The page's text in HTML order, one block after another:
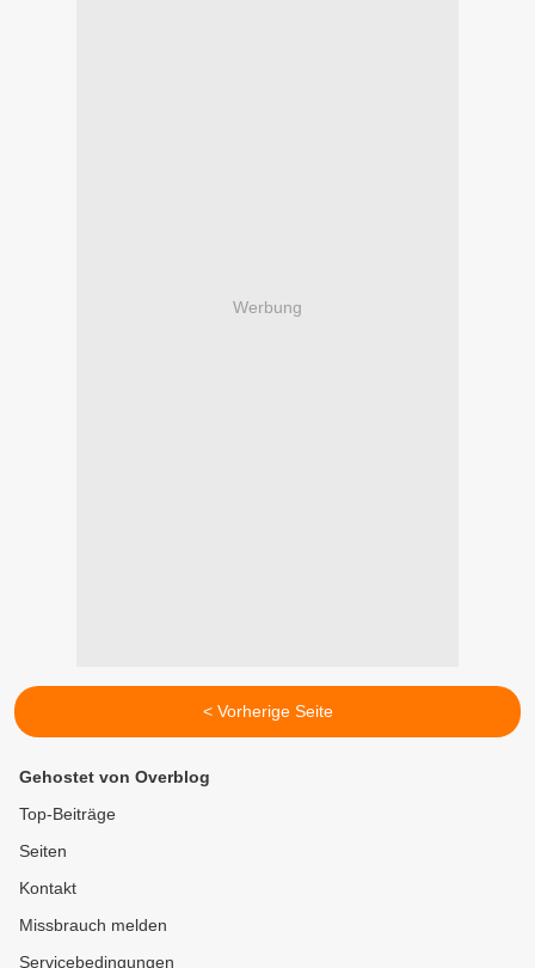
Werbung
< Vorherige Seite
Gehostet von Overblog
Top-Beiträge
Seiten
Kontakt
Missbrauch melden
Servicebedingungen